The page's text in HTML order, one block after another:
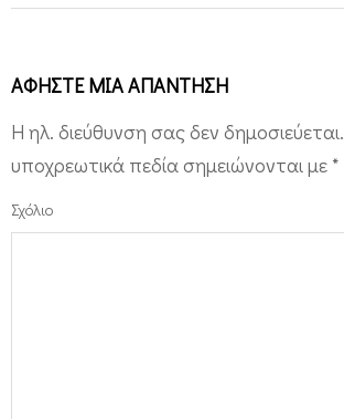
ΑΦΉΣΤΕ ΜΙΑ ΑΠΆΝΤΗΣΗ
Η ηλ. διεύθυνση σας δεν δημοσιεύεται.
υποχρεωτικά πεδία σημειώνονται με *
Σχόλιο